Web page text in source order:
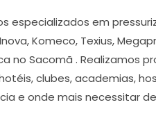
em
Komeco, Texius,
Sacomã . Realizamos
clubes, academias,
e onde mais necessitar